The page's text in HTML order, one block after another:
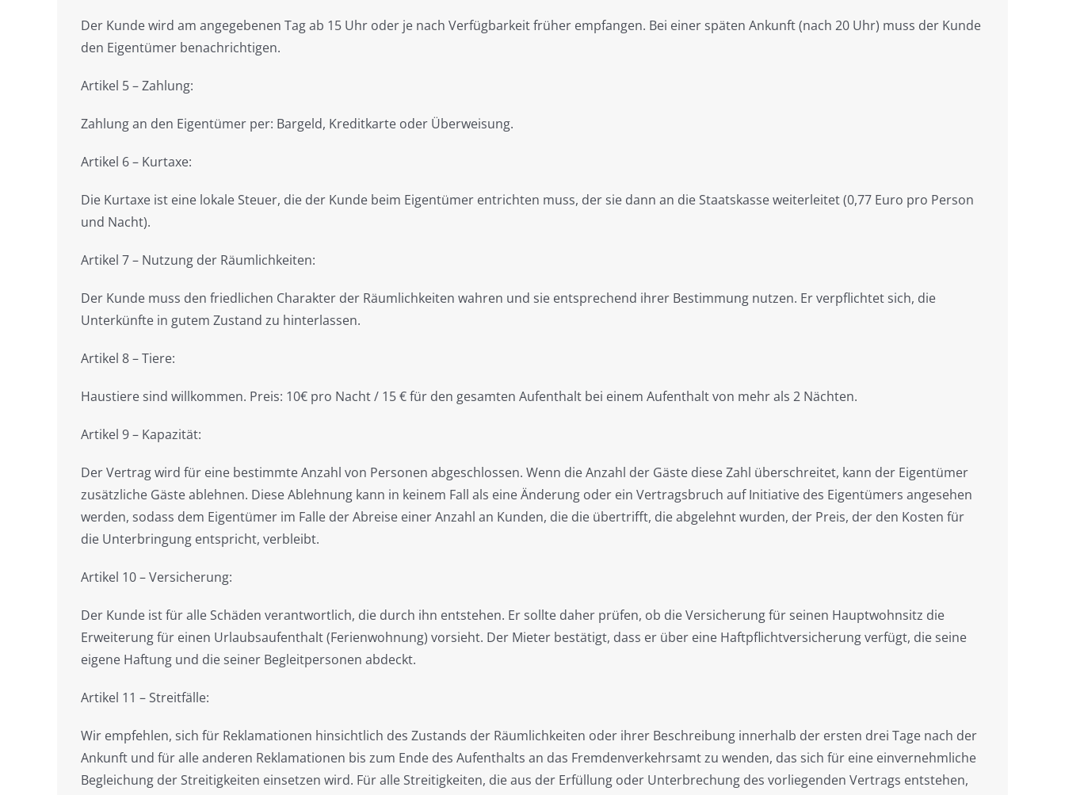
Der Kunde wird am angegebenen Tag ab 15 Uhr oder je nach Verfügbarkeit früher empfangen. Bei einer späten Ankunft (nach 20 Uhr) muss der Kunde
den Eigentümer benachrichtigen.
Artikel 5 – Zahlung:
Zahlung an den Eigentümer per: Bargeld, Kreditkarte oder Überweisung.
Artikel 6 – Kurtaxe:
Die Kurtaxe ist eine lokale Steuer, die der Kunde beim Eigentümer entrichten muss, der sie dann an die Staatskasse weiterleitet (0,77 Euro pro Person
und Nacht).
Artikel 7 – Nutzung der Räumlichkeiten:
Der Kunde muss den friedlichen Charakter der Räumlichkeiten wahren und sie entsprechend ihrer Bestimmung nutzen. Er verpflichtet sich, die
Unterkünfte in gutem Zustand zu hinterlassen.
Artikel 8 – Tiere:
Haustiere sind willkommen. Preis: 10€ pro Nacht / 15 € für den gesamten Aufenthalt bei einem Aufenthalt von mehr als 2 Nächten.
Artikel 9 – Kapazität:
Der Vertrag wird für eine bestimmte Anzahl von Personen abgeschlossen. Wenn die Anzahl der Gäste diese Zahl überschreitet, kann der Eigentümer
zusätzliche Gäste ablehnen. Diese Ablehnung kann in keinem Fall als eine Änderung oder ein Vertragsbruch auf Initiative des Eigentümers angesehen
werden, sodass dem Eigentümer im Falle der Abreise einer Anzahl an Kunden, die die übertrifft, die abgelehnt wurden, der Preis, der den Kosten für
die Unterbringung entspricht, verbleibt.
Artikel 10 – Versicherung:
Der Kunde ist für alle Schäden verantwortlich, die durch ihn entstehen. Er sollte daher prüfen, ob die Versicherung für seinen Hauptwohnsitz die
Erweiterung für einen Urlaubsaufenthalt (Ferienwohnung) vorsieht. Der Mieter bestätigt, dass er über eine Haftpflichtversicherung verfügt, die seine
eigene Haftung und die seiner Begleitpersonen abdeckt.
Artikel 11 – Streitfälle:
Wir empfehlen, sich für Reklamationen hinsichtlich des Zustands der Räumlichkeiten oder ihrer Beschreibung innerhalb der ersten drei Tage nach der
Ankunft und für alle anderen Reklamationen bis zum Ende des Aufenthalts an das Fremdenverkehrsamt zu wenden, das sich für eine einvernehmliche
Begleichung der Streitigkeiten einsetzen wird. Für alle Streitigkeiten, die aus der Erfüllung oder Unterbrechung des vorliegenden Vertrags entstehen,